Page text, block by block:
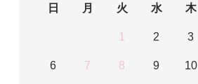
日
月 火 水 木
1 2 3
6 7 8 9 10